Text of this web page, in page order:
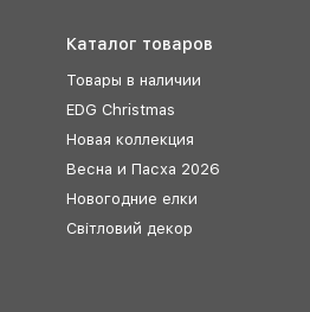
Каталог товаров
Товары в наличии
EDG Christmas
Новая коллекция
Весна и Пасха 2026
Новогодние елки
Світловий декор